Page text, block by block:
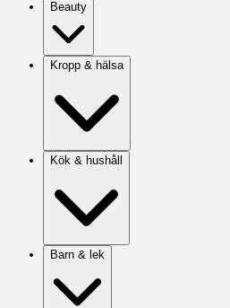
Beauty
Kropp & hälsa
Kök & hushåll
Barn & lek